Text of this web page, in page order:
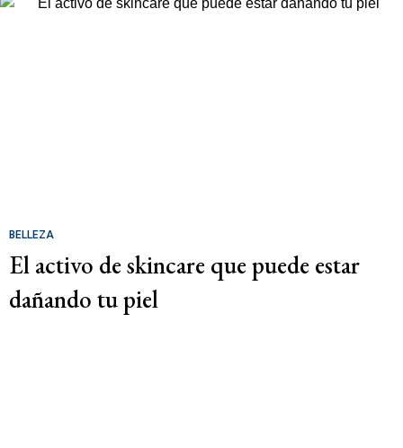
BELLEZA
El activo de skincare que puede estar
dañando tu piel